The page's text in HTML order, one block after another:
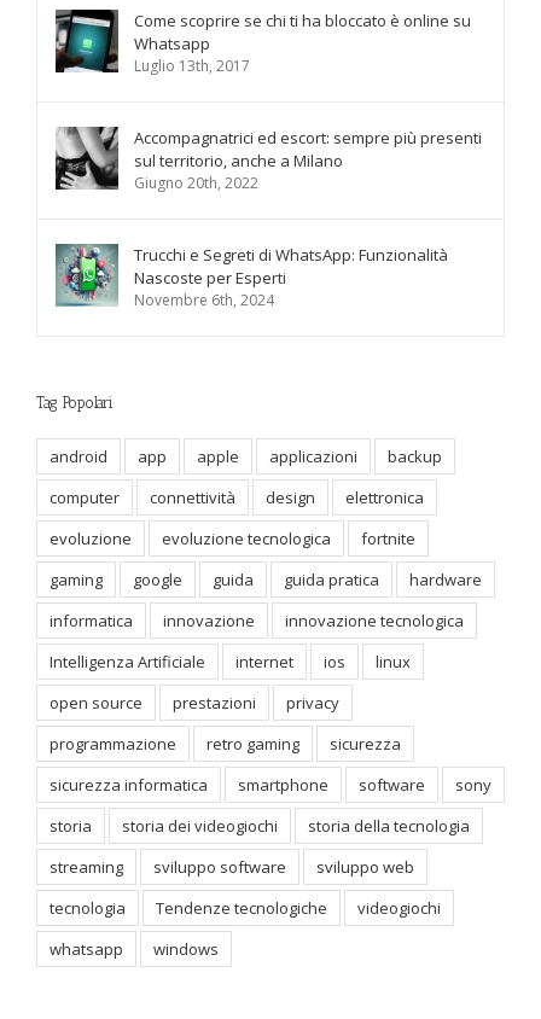
Come scoprire se chi ti ha bloccato è online su
Whatsapp
Luglio 13th, 2017
Accompagnatrici ed escort: sempre più presenti
sul territorio, anche a Milano
Giugno 20th, 2022
Trucchi e Segreti di WhatsApp: Funzionalità
Nascoste per Esperti
Novembre 6th, 2024
Tag Popolari
android app apple applicazioni
backup
computer
connettività design
elettronica
evoluzione
evoluzione tecnologica
fortnite
gaming
google guida guida pratica
hardware
informatica
innovazione
innovazione tecnologica
Intelligenza Artificiale
internet ios
linux
open source
prestazioni
privacy
programmazione
retro gaming
sicurezza
sicurezza informatica
smartphone software
sony
storia
storia dei videogiochi
storia della tecnologia
streaming
sviluppo software
sviluppo web
tecnologia
Tendenze tecnologiche
videogiochi
whatsapp
windows